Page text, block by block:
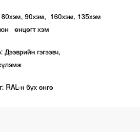
90хэм, 160хэм, 135хэм
өнцөгт хэм
Дээврийн гэгээвч,
RAL-н бүх өнгө